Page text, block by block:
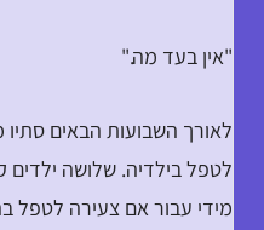
"אין בעד מה."
לאורך השבועות הבאים
לטפל בילדיה. שלושה ילדים
מידי עבור אם צעירה לטפל